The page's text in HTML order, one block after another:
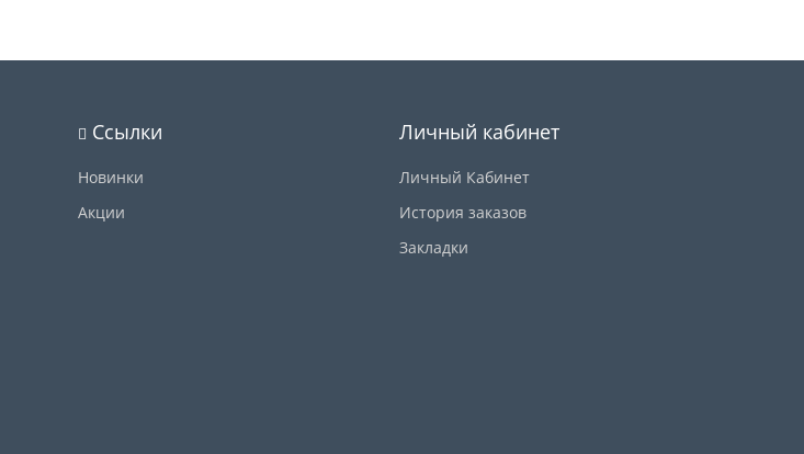
Купить
Ссылки
Новинки
Акции
Личный кабинет
Личный Кабинет
История заказов
Закладки